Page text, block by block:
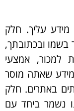
עליך. חלק
בשמו ובכתובתך,
למכור, אמצעי
שאתה מוסר
באתרים. חלק
נשמר ביחד עם